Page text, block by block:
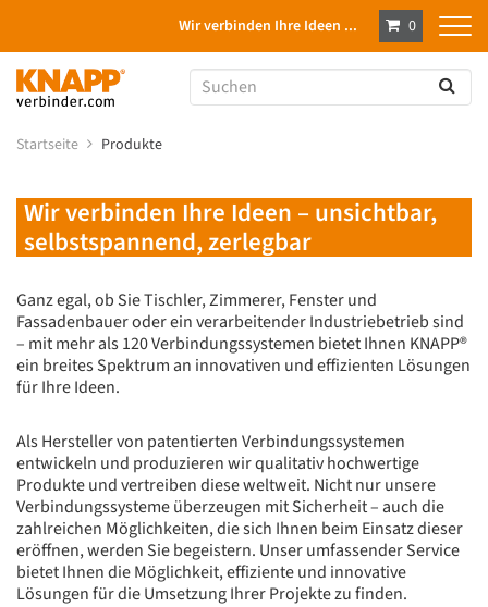
Wir verbinden Ihre Ideen ... 0
Startseite Produkte
Wir verbinden Ihre Ideen – unsichtbar,
selbstspannend, zerlegbar
Ganz egal, ob Sie Tischler, Zimmerer, Fenster und
Fassadenbauer oder ein verarbeitender Industriebetrieb sind
– mit mehr als 120 Verbindungssystemen bietet Ihnen KNAPP®
ein breites Spektrum an innovativen und effizienten Lösungen
für Ihre Ideen.
Als Hersteller von patentierten Verbindungssystemen
entwickeln und produzieren wir qualitativ hochwertige
Produkte und vertreiben diese weltweit. Nicht nur unsere
Verbindungssysteme überzeugen mit Sicherheit – auch die
zahlreichen Möglichkeiten, die sich Ihnen beim Einsatz dieser
eröffnen, werden Sie begeistern. Unser umfassender Service
bietet Ihnen die Möglichkeit, effiziente und innovative
Lösungen für die Umsetzung Ihrer Projekte zu finden.